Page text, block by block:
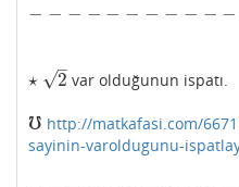
− − − − − − − − − − −
−− −− −− −−− −− −− −− −
⋆
⋆ 2
–
√
2 var olduğunun ispatı.
℧
℧ http://matkafasi.com/
sayinin-varoldugunu-